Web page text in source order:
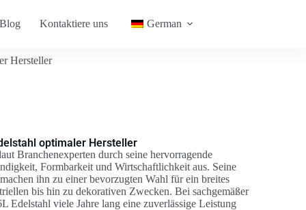
Blog Kontaktiere uns German
Hersteller
optimaler Hersteller
Branchenexperten durch seine hervorragende
Formbarkeit und Wirtschaftlichkeit aus. Seine
ihn zu einer bevorzugten Wahl für ein breites
bis hin zu dekorativen Zwecken. Bei sachgemäßer
Edelstahl viele Jahre lang eine zuverlässige Leistung